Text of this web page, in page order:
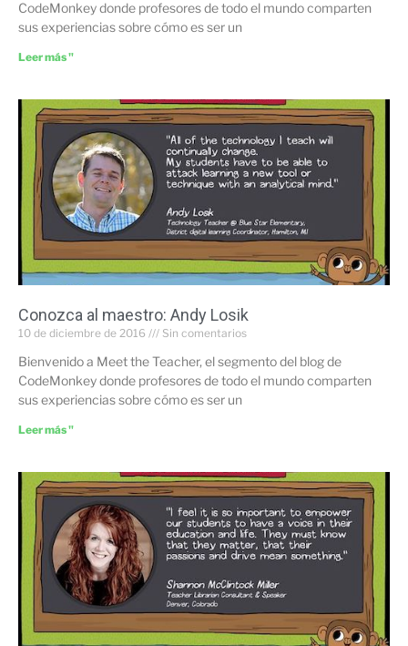
CodeMonkey donde profesores de todo el mundo comparten
sus experiencias sobre cómo es ser un
Leer más "
Conozca al maestro: Andy Losik
10 de diciembre de 2016 Sin comentarios
Bienvenido a Meet the Teacher, el segmento del blog de
CodeMonkey donde profesores de todo el mundo comparten
sus experiencias sobre cómo es ser un
Leer más "